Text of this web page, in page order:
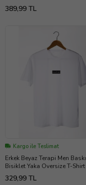
21Y-4300594-07
389,99 TL
Kargo ile Teslimat
Erkek Beyaz Terapi Men
Bisiklet Yaka Oversize T-Shirt
3400762-5
329,99 TL